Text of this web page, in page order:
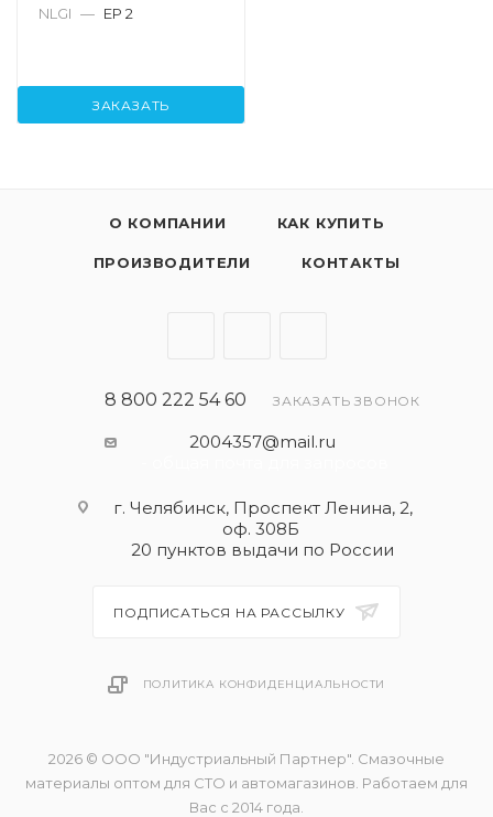
NLGI — EP 2
ЗАКАЗАТЬ
О КОМПАНИИ КАК КУПИТЬ
ПРОИЗВОДИТЕЛИ КОНТАКТЫ
8 800 222 54 60 ЗАКАЗАТЬ ЗВОНОК
2004357@mail.ru
г. Челябинск, Проспект Ленина, 2,
оф. 308Б
20 пунктов выдачи по России
ПОДПИСАТЬСЯ НА РАССЫЛКУ
ПОЛИТИКА КОНФИДЕНЦИАЛЬНОСТИ
2026 © ООО "Индустриальный Партнер". Смазочные
материалы оптом для СТО и автомагазинов. Работаем для
Вас с 2014 года.